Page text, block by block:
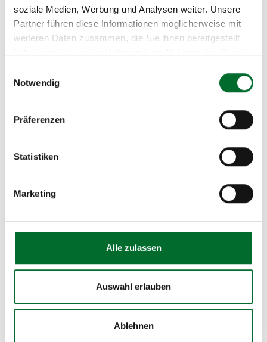
soziale Medien, Werbung und Analysen weiter. Unsere
Partner führen diese Informationen möglicherweise mit
weiteren Daten zusammen, die Sie ihnen bereitgestellt
Notwendig
Präferenzen
Statistiken
Marketing
Alle zulassen
Auswahl erlauben
Ablehnen
speziellen Referenzen beweisen unsere
Leistungsfähigkeit in diesem Bereich: